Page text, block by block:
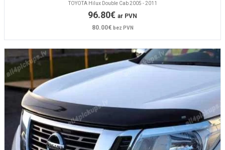
TOYOTA Hilux Double Cab 2005 - 2011
96.80€ ar PVN
80.00€ bez PVN